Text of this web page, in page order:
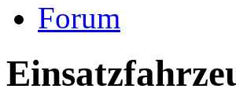
Forum